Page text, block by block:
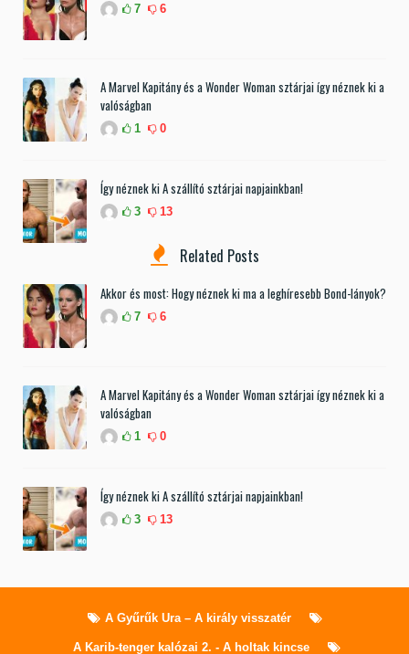
7 6
A Marvel Kapitány és a Wonder Woman sztárjai így néznek ki a
valóságban
1 0
Így néznek ki A szállító sztárjai napjainkban!
3 13
Related Posts
Akkor és most: Hogy néznek ki ma a leghíresebb Bond-lányok?
7 6
A Marvel Kapitány és a Wonder Woman sztárjai így néznek ki a
valóságban
1 0
Így néznek ki A szállító sztárjai napjainkban!
3 13
A Gyűrűk Ura – A király visszatér
A Karib-tenger kalózai 2. - A holtak kincse